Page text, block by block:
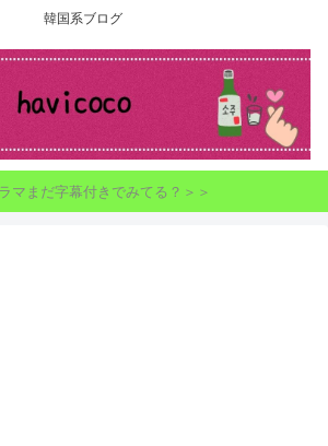
韓国系ブログ
マまだ字幕付きでみてる？＞＞